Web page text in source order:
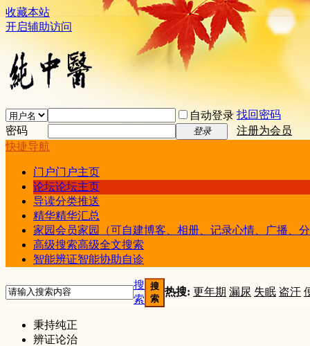
收藏本站
开启辅助访问
自动登录 找回密码
密码
登录
注册为会员
快捷导航
门户门户主页
论坛论坛主页
导读分类推送
精华精华汇总
家园会员家园（可自建博客、相册、记录心情、广播、
高级搜索高级全文搜索
智能辨证智能协助自诊
搜
索
搜
索
热搜: 更年期 漏尿 失眠 盗汗
秉持纯正
辨证论治